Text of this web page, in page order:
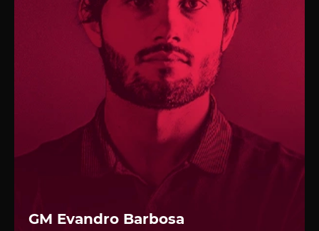
GM Evandro Barbosa